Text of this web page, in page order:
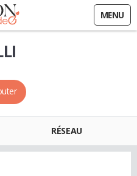
MENU
RÉSEAU